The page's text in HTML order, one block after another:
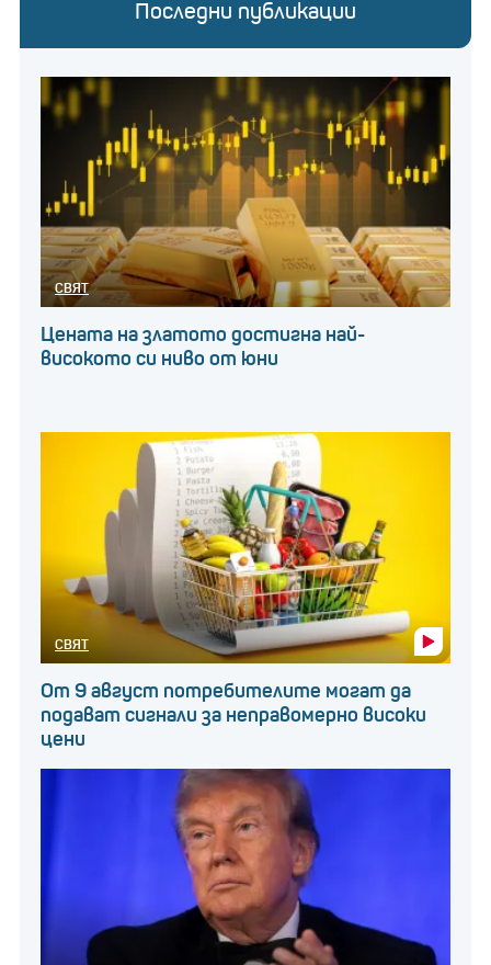
Последни публикации
СВЯТ
Цената на златото достигна най-
високото си ниво от юни
СВЯТ
От 9 август потребителите могат да
подават сигнали за неправомерно високи
цени